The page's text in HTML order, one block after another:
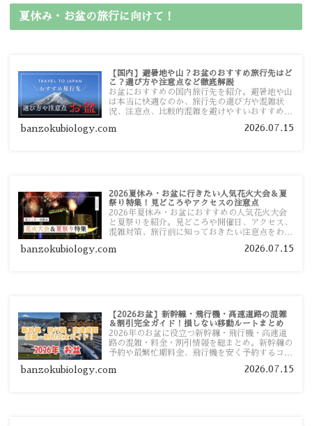
夏休み・お盆の旅行に向けて！
【国内】避暑地や山？お盆のおすすめ旅行先はど
こ？選び方や注意点など徹底解説
お盆におすすめの国内旅行先を紹介。避暑地や山
は本当に快適なのか、旅行先の選び方や混雑状
況、注意点、比較的混雑を避けやすいおすすめス
す。
banzokubiology.com 2026.07.15
2026夏休み・お盆に行きたい人気花火大会＆夏
祭り特集！見どころやアクセスの注意点
2026年夏休み・お盆におすすめの人気花火大会
と夏祭りを紹介。見どころや開催日、アクセス、
混雑対策、旅行前に知っておきたい注意点をわか
banzokubiology.com 2026.07.15
【2026お盆】新幹線・飛行機・高速道路の混雑
＆割引完全ガイド！損しない移動ルートまとめ
2026年のお盆に役立つ新幹線・飛行機・高速道
路の混雑・料金・割引情報を総まとめ。新幹線の
予約や最繁忙期料金、飛行機を安く予約するコ
い移動方法を分かりやすく解説します。
banzokubiology.com 2026.07.15